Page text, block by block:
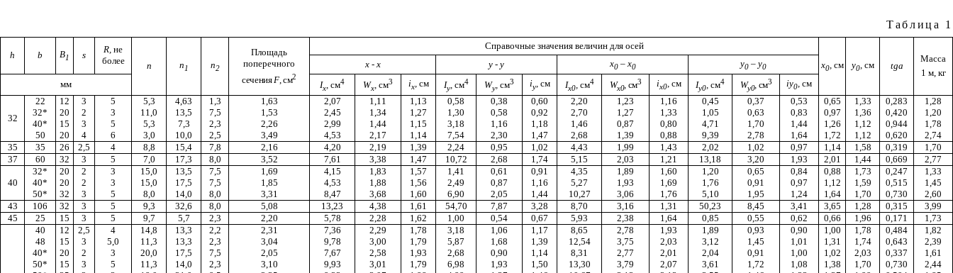
Таблица 1
h b B1 s
R не
более
n n1 n2
Площадь
поперечного
сеченияF, см2
Справочные значения величин для осей
x0, см y0, см tga
Масса
1 м, кг
x- x у - у x0– x0 у0 – у0
мм Ix, см4 Wx, см3 ix см Iу,см4 Wу, см3 iу см Ix0,см4 Wx0, см3 ix0, см Iу0, см4 Wу0, см3 iу0 см
32
22
32*
40*
50
12
20
15
20
3
2
3
4
5
3
5
6
5,3
11,0
5,3
3,0
4,63
13,5
7,3
10,0
1,3
7,5
2,3
2,5
1,63
1,53
2,26
3,49
2,07
2,45
2,99
4,53
1,11
1,34
1,44
2,17
1,13
1,27
1,15
1,14
0,58
1,30
3,18
7,54
0,38
0,58
1,16
2,30
0,60
0,92
1,18
1,47
2,20
2,70
1,46
2,68
1,23
1,27
0,87
1,39
1,16
1,33
0,80
0,88
0,45
1,05
4,71
9,39
0,37
0,63
1,70
2,78
0,53
0,83
1,44
1,64
0,65
0,97
1,26
1,72
1,33
1,36
1,12
1,12
0,283
0,420
0,944
0,620
1,28
1,20
1,78
2,74
35
35 26 2,5 4 8,8 15,4 7,8 2,16 4,20 2,19 1,39 2,24 0,95 1,02 4,43 1,99 1,43 2,02 1,02 0,97 1,14 1,58 0,319
1,70
37
60 32 3 5 7,0 17,3 8,0 3,52 7,61 3,38 1,47 10,72 2,68 1,74 5,15 2,03 1,21 13,18 3,20 1,93 2,01 1,44 0,669 2,77
40
32*
40*
50*
20
20
32
2
2
3
3
3
5
15,0
15,0
8,0
13,5
17,5
14,0
7,5
7,5
8,0
1,69
1,85
3,31
4,15
4,53
8,47
1,83
1,88
3,68
1,57
1,56
1,60
1,41
2,49
6,90
0,61
0,87
2,05
0,91
1,16
1,44
4,35
5,27
10,27
1,89
1,93
3,06
1,60
1,69
1,76
1,20
1,76
5,10
0,65
0,91
1,95
0,84
0,97
1,24
0,88
1,12
1,64
1,73
1,59
1,70
0,247
0,515
0,730
1,33
1,45
2,60
43
106 32 3 5 9,3 32,6 8,0 5,08 13,23 4,38 1,61 54,70 7,87 3,28 8,70 3,16 1,31 50,23 8,45 3,41 3,65 1,28 0,315
3,99
45
25 15 3 5 9,7 5,7 2,3 2,20 5,78 2,28 1,62 1,00 0,54 0,67 5,93 2,38 1,64 0,85 0,55 0,62 0,66 1,96 0,171 1,73
40
48
40*
50*
12
15
20
15
2,5
3
2
3
4
5,0
3
5
14,8
11,3
20,0
11,3
13,3
13,3
17,5
14,0
2,2
2,3
7,5
2,3
2,31
3,04
2,05
3,10
7,36
9,78
7,67
9,93
2,29
3,00
2,58
3,01
1,78
1,79
1,93
1,79
3,18
5,87
2,68
6,98
1,06
1,68
0,90
1,93
1,17
1,39
1,14
1,50
8,65
12,54
8,31
13,30
2,78
3,75
2,77
3,79
1,93
2,03
2,01
2,07
1,89
3,12
2,04
3,61
0,93
1,45
0,91
1,72
0,90
1,01
1,00
1,08
1,00
1,31
1,02
1,38
1,78
1,74
2,03
1,70
0,484
0,643
0,337
0,730
1,82
2,39
1,61
2,44